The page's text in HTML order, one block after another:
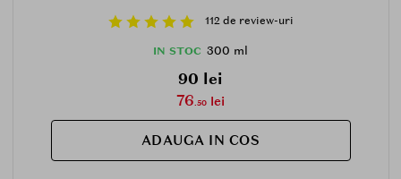
112 de review-uri
IN STOC 300 ml
90 lei
76.50 lei
ADAUGA IN COS